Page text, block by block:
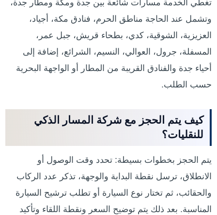
تغطي الخدمة مسارات شائعة بين جدة ومكة ومطار جدة،
وتشمل عند الحاجة مناطق الحرم، فنادق مكة، أجياد،
العزيزية، الشوقية، كدي، بطحاء قريش، جبل عمر،
المسفلة، جرول، العوالي، النسيم، الشرائع، إضافة إلى
أحياء جدة والفنادق القريبة من المطار أو الواجهة البحرية
حسب الطلب.
كيف يتم الحجز مع شركة المسار الذكي
للنقليات؟
يتم الحجز بخطوات بسيطة: تحدد وقت الوصول أو
الانطلاق، ترسل نقطة البداية والوجهة، تذكر عدد الركاب
والحقائب، ثم تختار نوع السيارة أو تطلب ترشيح السيارة
المناسبة. بعد ذلك يتم توضيح السعر ونقطة اللقاء وتأكيد